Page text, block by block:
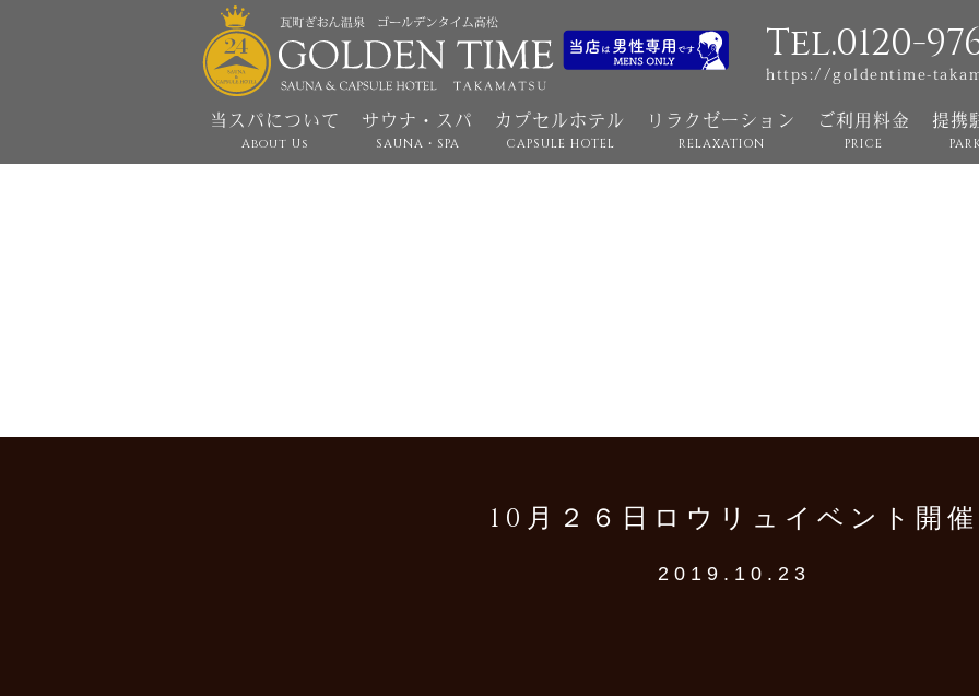
Tel.0120-
https://goldentime-
当スパについて
About Us
サウナ・スパ
SAUNA・SPA
カプセルホテル
CAPSULE HOTEL
リラクゼーション
RELAXATION
ご利用料金
PRICE
提携
10月２６日ロウリュイベント開催
2019.10.23